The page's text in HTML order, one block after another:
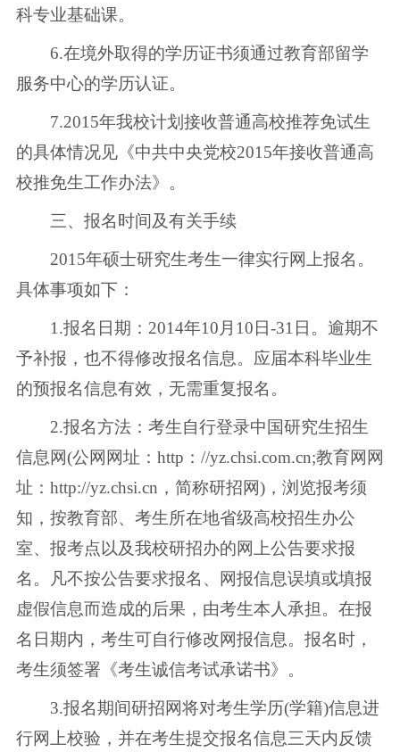
科专业基础课。
6.在境外取得的学历证书须通过教育部留学
服务中心的学历认证。
7.2015年我校计划接收普通高校推荐免试生
的具体情况见《中共中央党校2015年接收普通高
校推免生工作办法》。
三、报名时间及有关手续
2015年硕士研究生考生一律实行网上报名。
具体事项如下：
1.报名日期：2014年10月10日-31日。逾期不
予补报，也不得修改报名信息。应届本科毕业生
的预报名信息有效，无需重复报名。
2.报名方法：考生自行登录中国研究生招生
信息网(公网网址：http：//yz.chsi.com.cn;教育网网
址：http://yz.chsi.cn，简称研招网)，浏览报考须
知，按教育部、考生所在地省级高校招生办公
室、报考点以及我校研招办的网上公告要求报
名。凡不按公告要求报名、网报信息误填或填报
虚假信息而造成的后果，由考生本人承担。在报
名日期内，考生可自行修改网报信息。报名时，
考生须签署《考生诚信考试承诺书》。
3.报名期间研招网将对考生学历(学籍)信息进
行网上校验，并在考生提交报名信息三天内反馈